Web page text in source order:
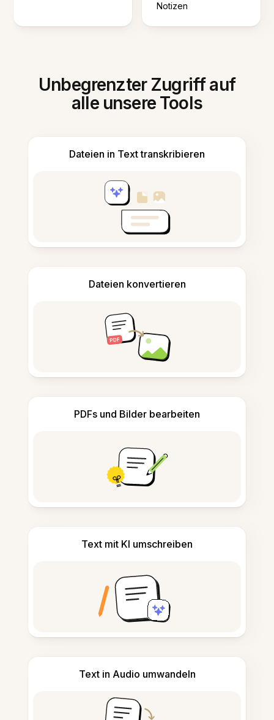
Notizen
Unbegrenzter Zugriff auf
alle unsere Tools
Dateien in Text transkribieren
Dateien konvertieren
PDFs und Bilder bearbeiten
Text mit KI umschreiben
Text in Audio umwandeln